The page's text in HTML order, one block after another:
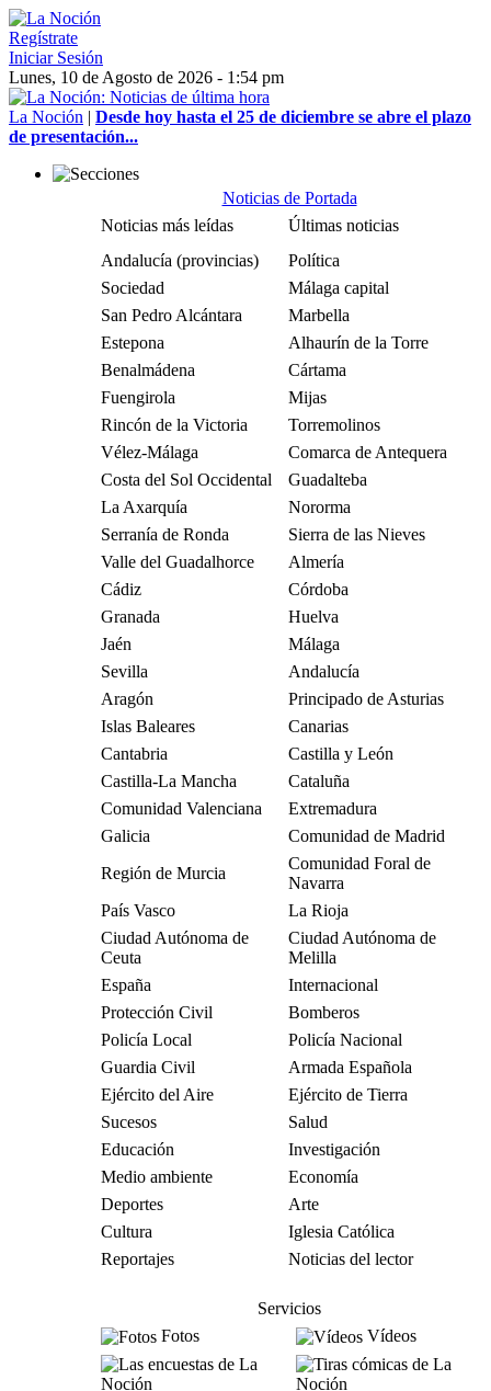
Regístrate
Iniciar Sesión
Lunes, 10 de Agosto de 2026 - 1:54 pm
La Noción | Desde hoy hasta el 25 de diciembre se abre el plazo
de presentación...
Noticias de Portada
Noticias más leídas
Últimas noticias
Andalucía (provincias)
Política
Sociedad
Málaga capital
San Pedro Alcántara
Marbella
Estepona
Alhaurín de la Torre
Benalmádena
Cártama
Fuengirola
Mijas
Rincón de la Victoria
Torremolinos
Vélez-Málaga
Comarca de Antequera
Costa del Sol Occidental
Guadalteba
La Axarquía
Nororma
Serranía de Ronda
Sierra de las Nieves
Valle del Guadalhorce
Almería
Cádiz
Córdoba
Granada
Huelva
Jaén
Málaga
Sevilla
Andalucía
Aragón
Principado de Asturias
Islas Baleares
Canarias
Cantabria
Castilla y León
Castilla-La Mancha
Cataluña
Comunidad Valenciana
Extremadura
Galicia
Comunidad de Madrid
Región de Murcia
Comunidad Foral de
Navarra
País Vasco
La Rioja
Ciudad Autónoma de
Ceuta
Ciudad Autónoma de
Melilla
España
Internacional
Protección Civil
Bomberos
Policía Local
Policía Nacional
Guardia Civil
Armada Española
Ejército del Aire
Ejército de Tierra
Sucesos
Salud
Educación
Investigación
Medio ambiente
Economía
Deportes
Arte
Cultura
Iglesia Católica
Reportajes
Noticias del lector
Servicios
Fotos
Vídeos